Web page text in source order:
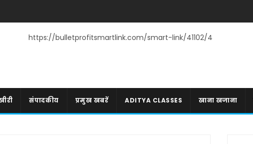
https://bulletprofitsmartlink.com/smart-link/41102/4
संपादकीय प्रमुख खबरें ADITYA CLASSES खाना खजाना